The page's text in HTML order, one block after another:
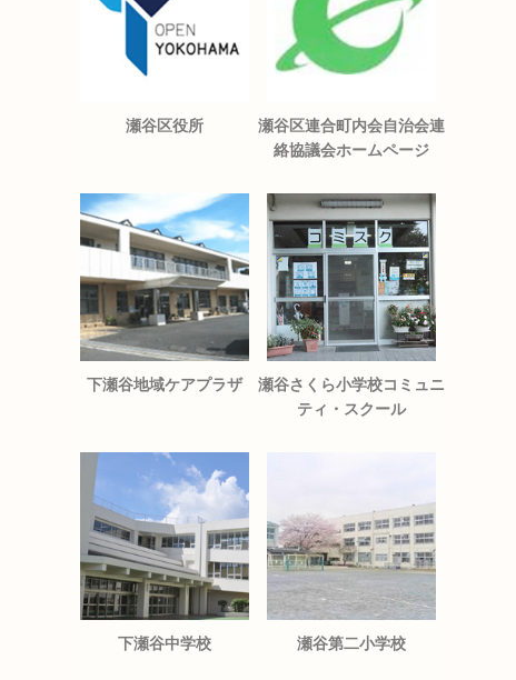
瀬谷区役所
瀬谷区連合町内会自治会連
絡協議会ホームページ
下瀬谷地域ケアプラザ
瀬谷さくら小学校コミュニ
ティ・スクール
下瀬谷中学校 瀬谷第二小学校